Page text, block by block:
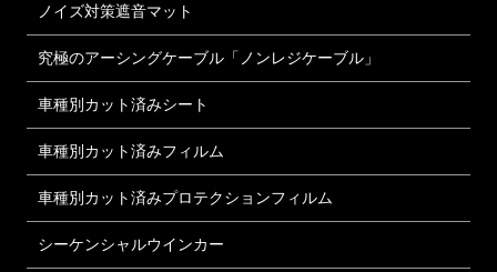
ノイズ対策遮音マット
究極のアーシングケーブル「ノンレジケーブル」
車種別カット済みシート
車種別カット済みフィルム
車種別カット済みプロテクションフィルム
シーケンシャルウインカー